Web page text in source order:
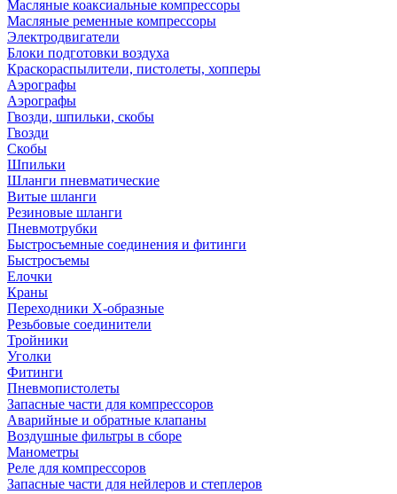
Масляные коаксиальные компрессоры
Масляные ременные компрессоры
Электродвигатели
Блоки подготовки воздуха
Краскораспылители, пистолеты, хопперы
Аэрографы
Аэрографы
Гвозди, шпильки, скобы
Гвозди
Скобы
Шпильки
Шланги пневматические
Витые шланги
Резиновые шланги
Пневмотрубки
Быстросъемные соединения и фитинги
Быстросъемы
Елочки
Краны
Переходники Х-образные
Резьбовые соединители
Тройники
Уголки
Фитинги
Пневмопистолеты
Запасные части для компрессоров
Аварийные и обратные клапаны
Воздушные фильтры в сборе
Манометры
Реле для компрессоров
Запасные части для нейлеров и степлеров